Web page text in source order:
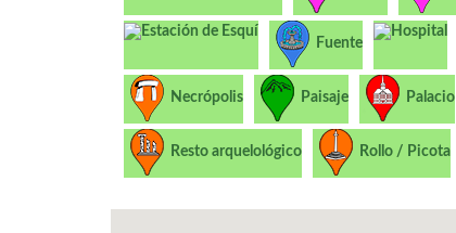
Estación de Esquí
Fuente
Hospital
Necrópolis Paisaje Palacio
Resto arquelológico Rollo / Picota